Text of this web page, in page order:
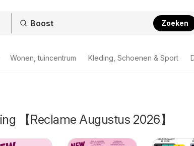
Zoeken
Wonen, tuincentrum Kleding, Schoenen & Sport
【Reclame Augustus 2026】